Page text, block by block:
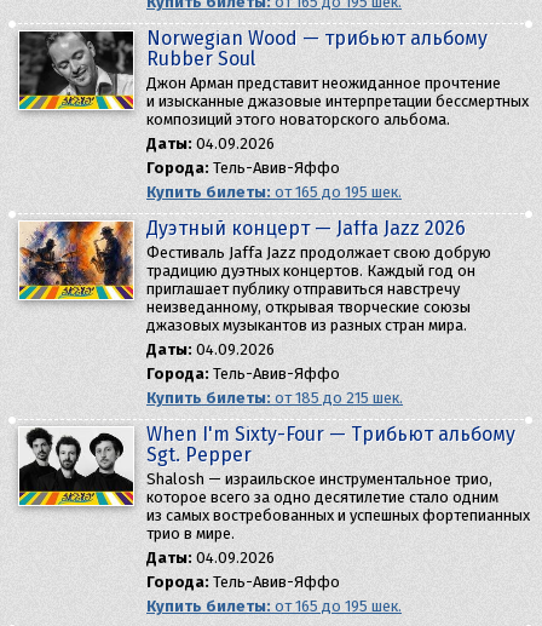
Norwegian Wood — трибьют альбому
Rubber Soul
Джон Арман представит неожиданное прочтение
и изысканные джазовые интерпретации бессмертных
композиций этого новаторского альбома. ​
Даты: 04.09.2026
Города: Тель-Авив-Яффо
Купить билеты: от 165 до 195 шек.
Дуэтный концерт — Jaffa Jazz 2026
Фестиваль Jaffa Jazz продолжает свою добрую
традицию дуэтных концертов. Каждый год он
приглашает публику отправиться навстречу
неизведанному, открывая творческие союзы
джазовых музыкантов из разных стран мира.
Даты: 04.09.2026
Города: Тель-Авив-Яффо
Купить билеты: от 185 до 215 шек.
When I'm Sixty-Four — Трибьют альбому
Sgt. Pepper
Shalosh — израильское инструментальное трио,
которое всего за одно десятилетие стало одним
из самых востребованных и успешных фортепианных
трио в мире.
Даты: 04.09.2026
Города: Тель-Авив-Яффо
Купить билеты: от 165 до 195 шек.